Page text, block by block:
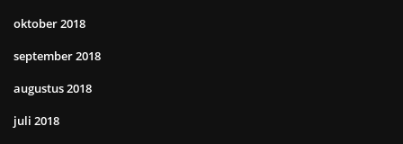
oktober 2018
september 2018
augustus 2018
juli 2018